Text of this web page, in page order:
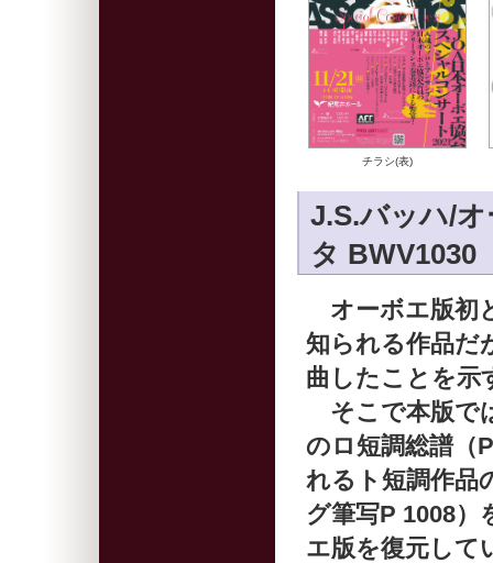
チラシ(表)
J.S.バッハ/
タ BWV1030
オーボエ版初
知られる作品だ
曲したことを示
そこで本版で
のロ短調総譜（
れるト短調作品
グ筆写P 1008
エ版を復元し